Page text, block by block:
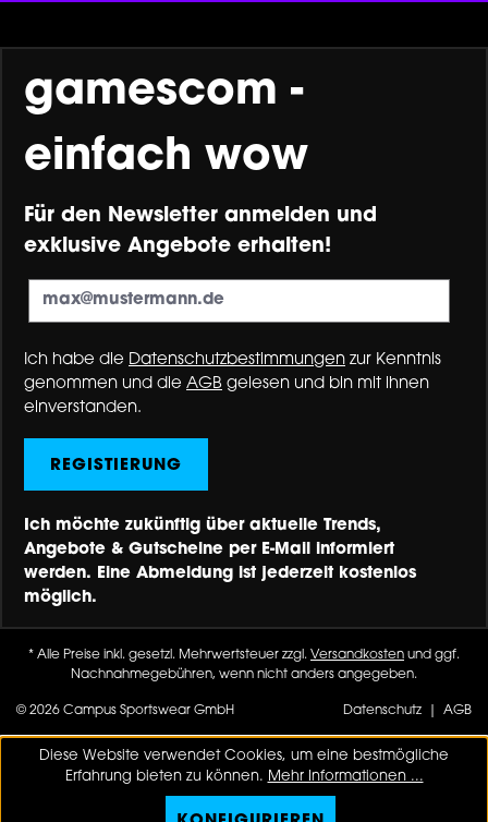
gamescom -
einfach wow
Für den Newsletter anmelden und
exklusive Angebote erhalten!
Ich habe die Datenschutzbestimmungen zur Kenntnis
genommen und die AGB gelesen und bin mit ihnen
einverstanden.
REGISTIERUNG
Ich möchte zukünftig über aktuelle Trends,
Angebote & Gutscheine per E-Mail informiert
werden. Eine Abmeldung ist jederzeit kostenlos
möglich.
* Alle Preise inkl. gesetzl. Mehrwertsteuer zzgl. Versandkosten und ggf.
Nachnahmegebühren, wenn nicht anders angegeben.
© 2026 Campus Sportswear GmbH Datenschutz AGB
Diese Website verwendet Cookies, um eine bestmögliche
Erfahrung bieten zu können. Mehr Informationen ...